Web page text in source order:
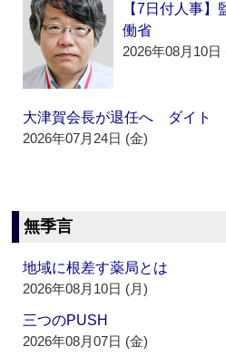
【7日付人事
働省
2026年08月10日
大津賀会長が退任へ ダイト
2026年07月24日 (金)
無季言
地域に根差す薬局とは
2026年08月10日 (月)
三つのPUSH
2026年08月07日 (金)